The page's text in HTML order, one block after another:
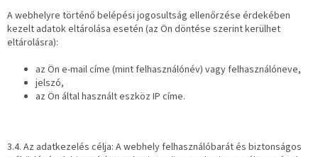
A webhelyre történő belépési jogosultság ellenőrzése érdekében
kezelt adatok eltárolása esetén (az Ön döntése szerint kerülhet
eltárolásra):
az Ön e-mail címe (mint felhasználónév) vagy felhasználóneve,
jelszó,
az Ön által használt eszköz IP címe.
3.4. Az adatkezelés célja: A webhely felhasználóbarát és biztonságos